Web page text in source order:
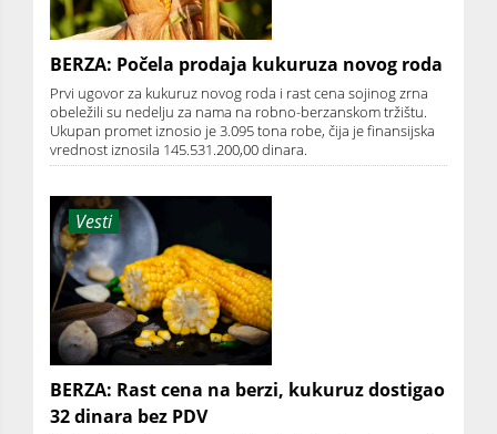
BERZA: Počela prodaja kukuruza novog roda
Prvi ugovor za kukuruz novog roda i rast cena sojinog zrna
obeležili su nedelju za nama na robno-berzanskom tržištu.
Ukupan promet iznosio je 3.095 tona robe, čija je finansijska
vrednost iznosila 145.531.200,00 dinara.
Vesti
BERZA: Rast cena na berzi, kukuruz dostigao
32 dinara bez PDV